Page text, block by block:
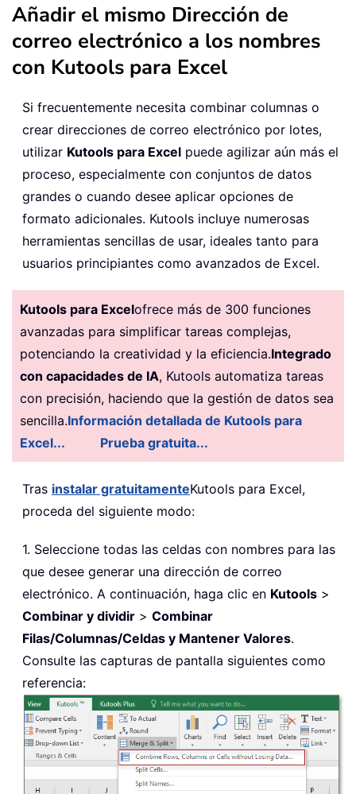
Añadir el mismo Dirección de
correo electrónico a los nombres
con Kutools para Excel
Si frecuentemente necesita combinar columnas o
crear direcciones de correo electrónico por lotes,
utilizar Kutools para Excel puede agilizar aún más el
proceso, especialmente con conjuntos de datos
grandes o cuando desee aplicar opciones de
formato adicionales. Kutools incluye numerosas
herramientas sencillas de usar, ideales tanto para
usuarios principiantes como avanzados de Excel.
Kutools para Excelofrece más de 300 funciones
avanzadas para simplificar tareas complejas,
potenciando la creatividad y la eficiencia.Integrado
con capacidades de IA, Kutools automatiza tareas
con precisión, haciendo que la gestión de datos sea
sencilla.Información detallada de Kutools para
Excel...
Prueba gratuita...
Tras instalar gratuitamenteKutools para Excel,
proceda del siguiente modo:
1. Seleccione todas las celdas con nombres para las
que desee generar una dirección de correo
electrónico. A continuación, haga clic en Kutools >
Combinar y dividir > Combinar
Filas/Columnas/Celdas y Mantener Valores.
Consulte las capturas de pantalla siguientes como
referencia: